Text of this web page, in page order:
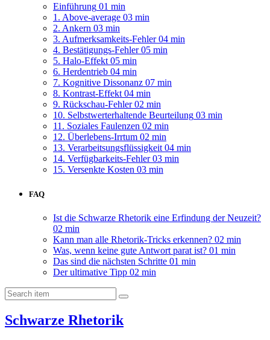
Einführung 01 min
1. Above-average 03 min
2. Ankern 03 min
3. Aufmerksamkeits-Fehler 04 min
4. Bestätigungs-Fehler 05 min
5. Halo-Effekt 05 min
6. Herdentrieb 04 min
7. Kognitive Dissonanz 07 min
8. Kontrast-Effekt 04 min
9. Rückschau-Fehler 02 min
10. Selbstwerterhaltende Beurteilung 03 min
11. Soziales Faulenzen 02 min
12. Überlebens-Irrtum 02 min
13. Verarbeitsungsflüssigkeit 04 min
14. Verfügbarkeits-Fehler 03 min
15. Versenkte Kosten 03 min
FAQ
Ist die Schwarze Rhetorik eine Erfindung der Neuzeit?
02 min
Kann man alle Rhetorik-Tricks erkennen? 02 min
Was, wenn keine gute Antwort parat ist? 01 min
Das sind die nächsten Schritte 01 min
Der ultimative Tipp 02 min
Schwarze Rhetorik